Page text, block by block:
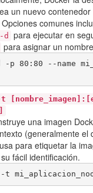
un nuevo
comunes
-d
para ejecutar en
para asignar un
p 80:80 --name
una imagen
(generalmente el
para etiquetar la
fácil identificación.
t